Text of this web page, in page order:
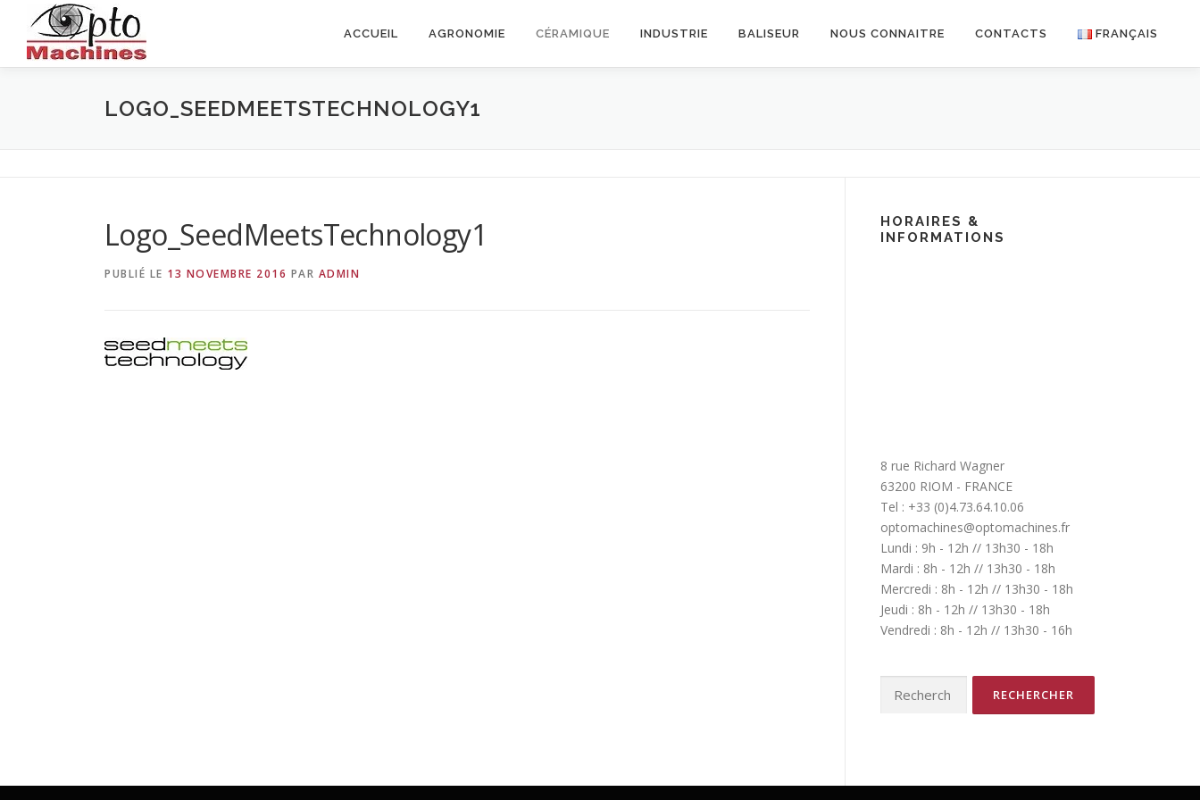
contenu
ACCUEIL AGRONOMIE CÉRAMIQUE INDUSTRIE BALISEUR NOUS CONNAITRE CONTACTS FRANÇAIS
LOGO_SEEDMEETSTECHNOLOGY1
Logo_SeedMeetsTechnology1
PUBLIÉ LE 13 NOVEMBRE 2016 PAR ADMIN
HORAIRES &
INFORMATIONS
8 rue Richard Wagner
63200 RIOM - FRANCE
Tel : +33 (0)4.73.64.10.06
optomachines@optomachines.fr
Lundi : 9h - 12h // 13h30 - 18h
Mardi : 8h - 12h // 13h30 - 18h
Mercredi : 8h - 12h // 13h30 - 18h
Jeudi : 8h - 12h // 13h30 - 18h
Vendredi : 8h - 12h // 13h30 - 16h